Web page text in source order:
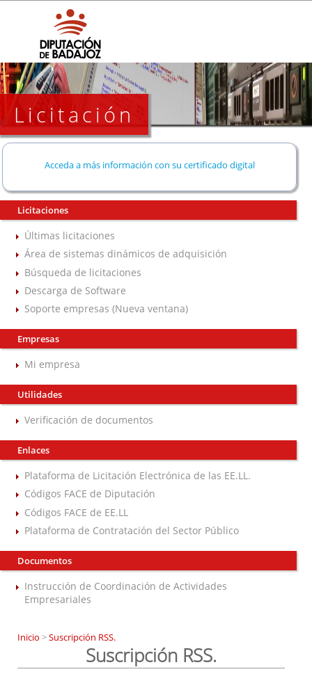
Licitación
Acceda a más información con su certificado digital
Licitaciones
Últimas licitaciones
Área de sistemas dinámicos de adquisición
Búsqueda de licitaciones
Descarga de Software
Soporte empresas (Nueva ventana)
Empresas
Mi empresa
Utilidades
Verificación de documentos
Enlaces
Plataforma de Licitación Electrónica de las EE.LL.
Códigos FACE de Diputación
Códigos FACE de EE.LL
Plataforma de Contratación del Sector Público
Documentos
Instrucción de Coordinación de Actividades
Empresariales
Inicio >Suscripción RSS.
Suscripción RSS.